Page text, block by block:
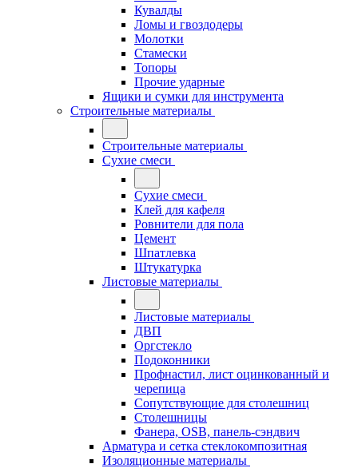
Кувалды
Ломы и гвоздодеры
Молотки
Стамески
Топоры
Прочие ударные
Ящики и сумки для инструмента
Строительные материалы
Строительные материалы
Сухие смеси
Сухие смеси
Клей для кафеля
Ровнители для пола
Цемент
Шпатлевка
Штукатурка
Листовые материалы
Листовые материалы
ДВП
Оргстекло
Подоконники
Профнастил, лист оцинкованный и
черепица
Сопутствующие для столешниц
Столешницы
Фанера, OSB, панель-сэндвич
Арматура и сетка стеклокомпозитная
Изоляционные материалы